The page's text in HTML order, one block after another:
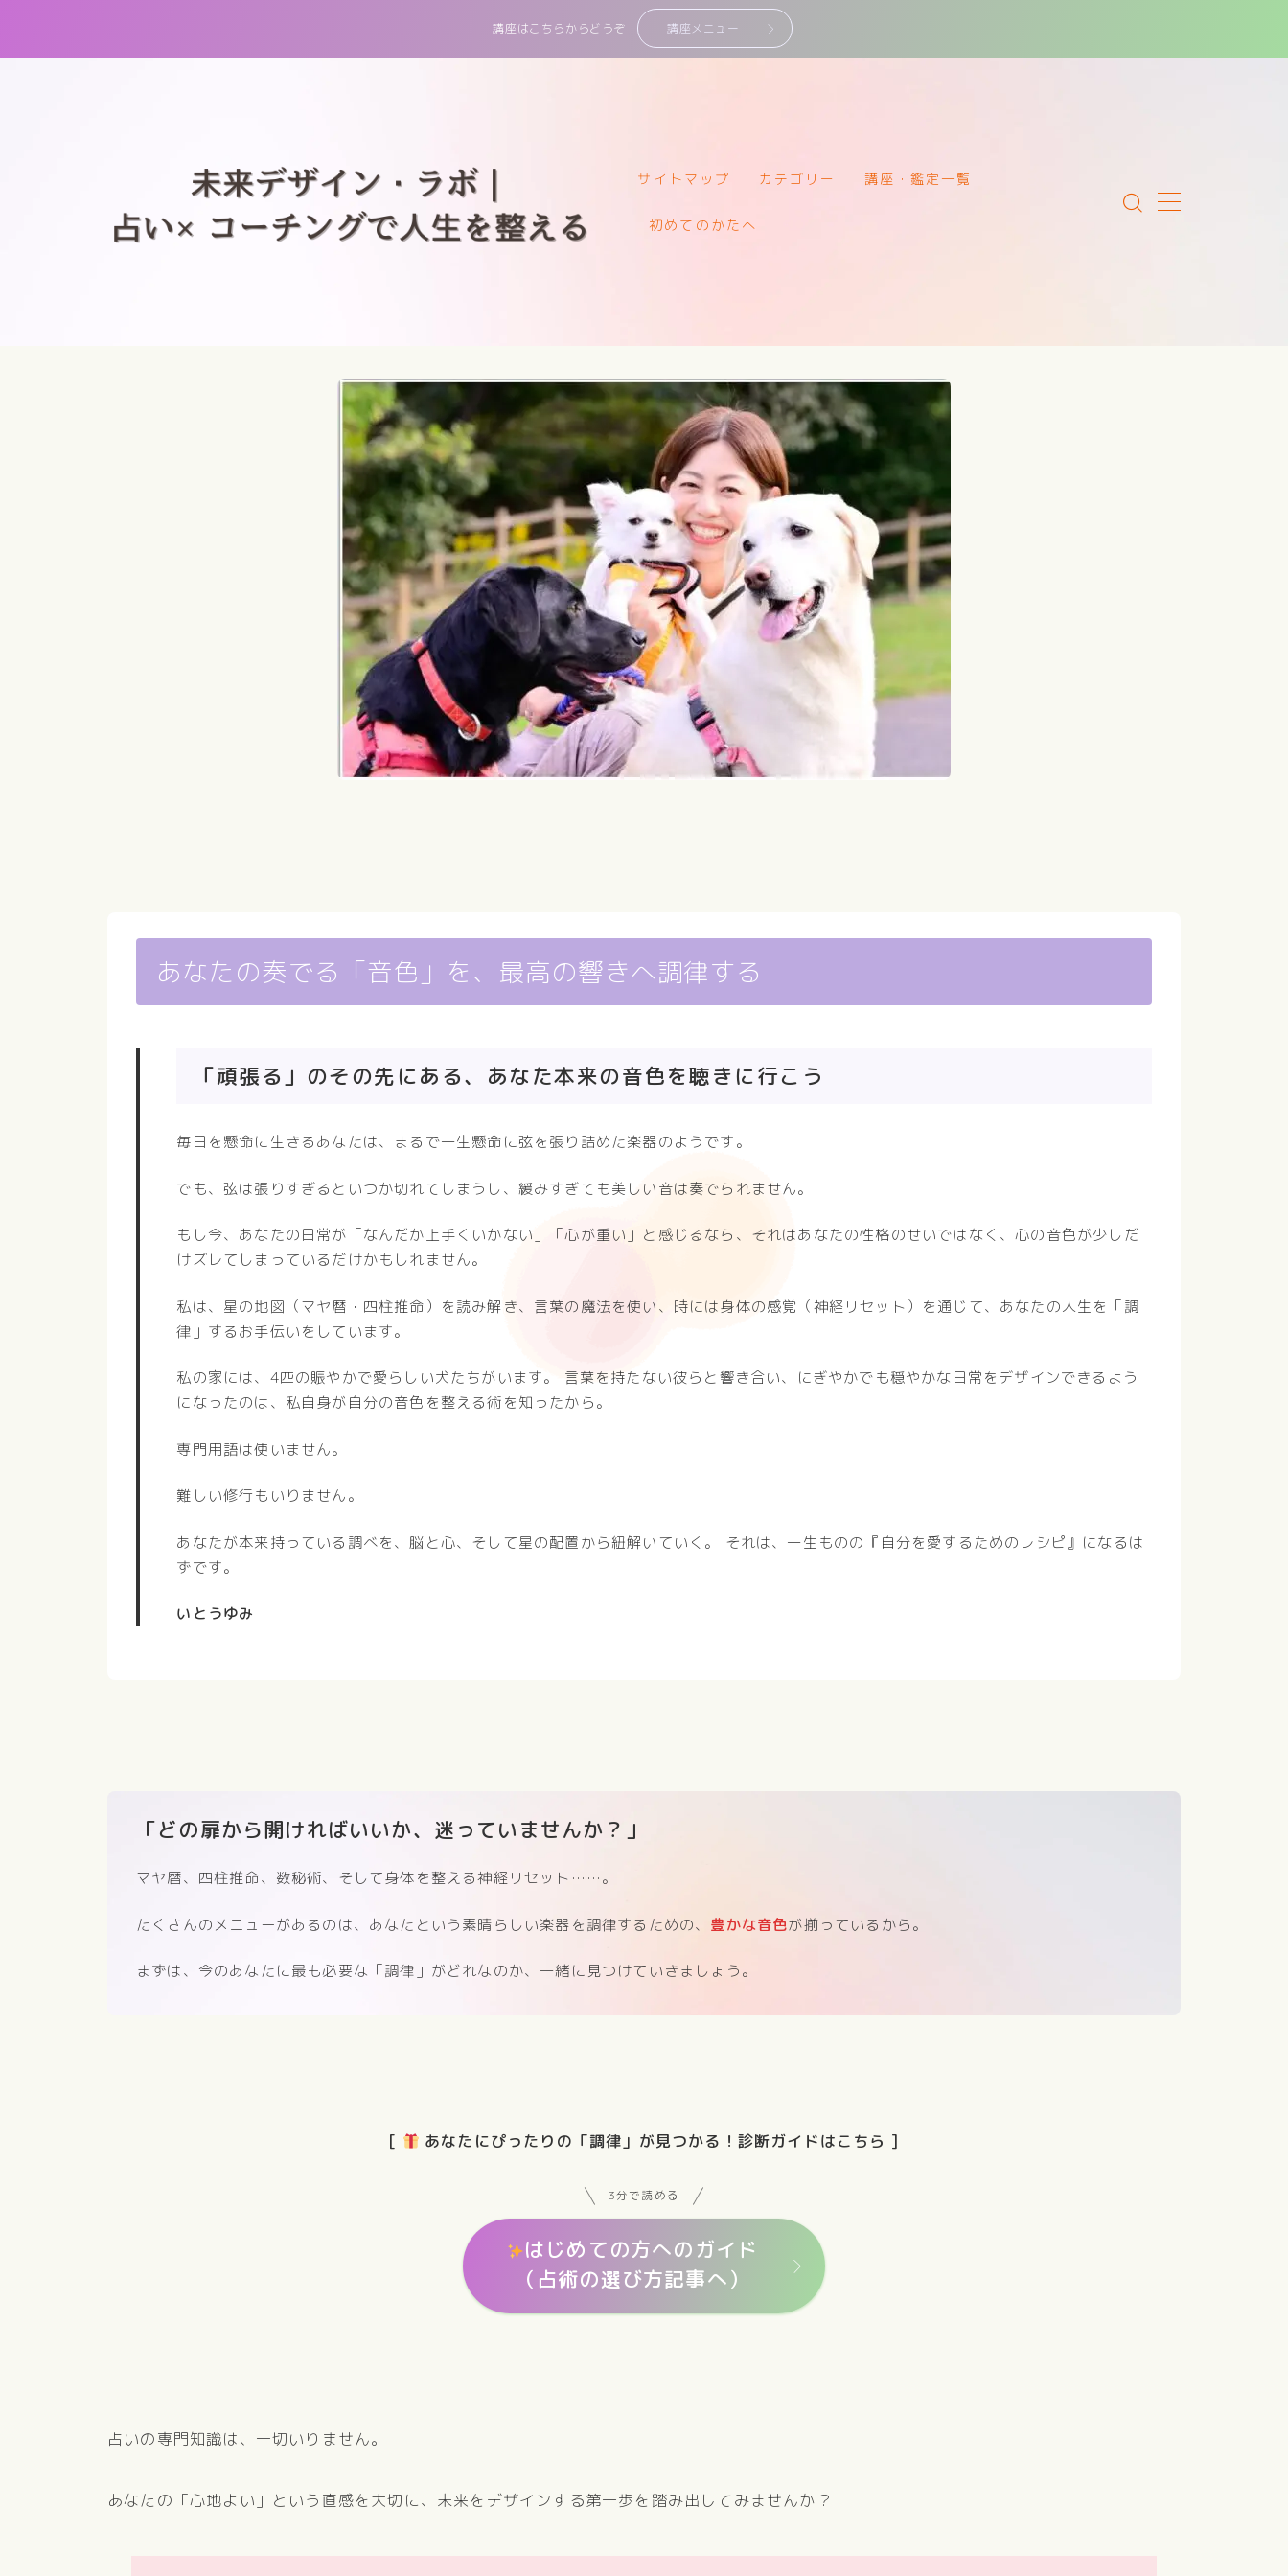
講座はこちらからどうぞ 講座メニュー
サイトマップ カテゴリー 講座・鑑定一覧
初めてのかたへ
あなたの奏でる「音色」を、最高の響きへ調律する
「頑張る」のその先にある、あなた本来の音色を聴きに行こう
毎日を懸命に生きるあなたは、まるで一生懸命に弦を張り詰めた楽器のようです。
でも、弦は張りすぎるといつか切れてしまうし、緩みすぎても美しい音は奏でられません。
もし今、あなたの日常が「なんだか上手くいかない」「心が重い」と感じるなら、それはあなたの性格のせいではなく、心の音色が少しだ
けズレてしまっているだけかもしれません。
私は、星の地図（マヤ暦・四柱推命）を読み解き、言葉の魔法を使い、時には身体の感覚（神経リセット）を通じて、あなたの人生を「調
律」するお手伝いをしています。
私の家には、4匹の賑やかで愛らしい犬たちがいます。 言葉を持たない彼らと響き合い、にぎやかでも穏やかな日常をデザインできるよう
になったのは、私自身が自分の音色を整える術を知ったから。
専門用語は使いません。
難しい修行もいりません。
あなたが本来持っている調べを、脳と心、そして星の配置から紐解いていく。 それは、一生ものの『自分を愛するためのレシピ』になるは
ずです。
いとうゆみ
「どの扉から開ければいいか、迷っていませんか？」
マヤ暦、四柱推命、数秘術、そして身体を整える神経リセット……。
たくさんのメニューがあるのは、あなたという素晴らしい楽器を調律するための、 豊かな音色が揃っているから。
まずは、今のあなたに最も必要な「調律」がどれなのか、一緒に見つけていきましょう。
[ あなたにぴったりの「調律」が見つかる！診断ガイドはこちら ]
3分で読める
はじめての方へのガイド
（占術の選び方記事へ）
占いの専門知識は、一切いりません。
あなたの「心地よい」という直感を大切に、未来をデザインする第一歩を踏み出してみませんか？